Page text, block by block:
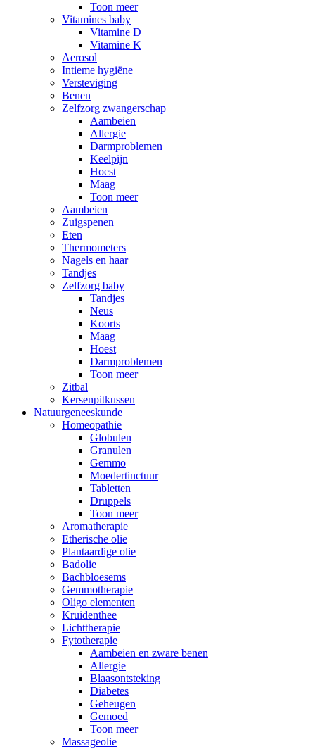
Toon meer
Vitamines baby
Vitamine D
Vitamine K
Aerosol
Intieme hygiëne
Versteviging
Benen
Zelfzorg zwangerschap
Aambeien
Allergie
Darmproblemen
Keelpijn
Hoest
Maag
Toon meer
Aambeien
Zuigspenen
Eten
Thermometers
Nagels en haar
Tandjes
Zelfzorg baby
Tandjes
Neus
Koorts
Maag
Hoest
Darmproblemen
Toon meer
Zitbal
Kersenpitkussen
Natuurgeneeskunde
Homeopathie
Globulen
Granulen
Gemmo
Moedertinctuur
Tabletten
Druppels
Toon meer
Aromatherapie
Etherische olie
Plantaardige olie
Badolie
Bachbloesems
Gemmotherapie
Oligo elementen
Kruidenthee
Lichttherapie
Fytotherapie
Aambeien en zware benen
Allergie
Blaasontsteking
Diabetes
Geheugen
Gemoed
Toon meer
Massageolie